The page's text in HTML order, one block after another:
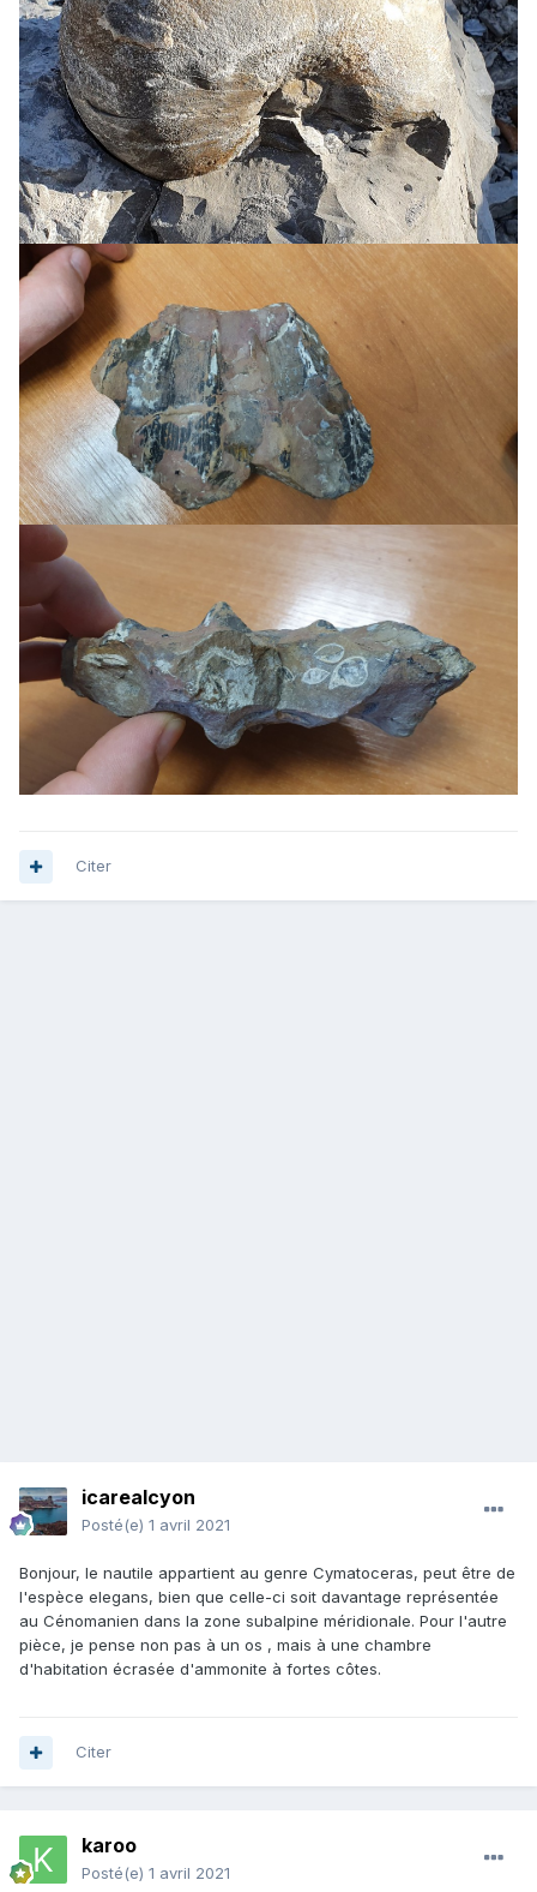
Citer
icarealcyon
Posté(e) 1 avril 2021
Bonjour, le nautile appartient au genre Cymatoceras, peut être de
l'espèce elegans, bien que celle-ci soit davantage représentée
au Cénomanien dans la zone subalpine méridionale. Pour l'autre
pièce, je pense non pas à un os , mais à une chambre
d'habitation écrasée d'ammonite à fortes côtes.
Citer
karoo
Posté(e) 1 avril 2021